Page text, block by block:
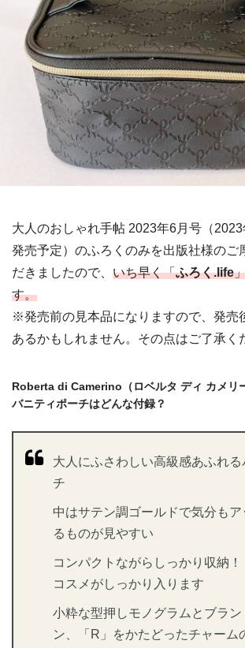
大人のおしゃれ手帖 2023年6月号（2023
発売予定）のふろくのみを出版社様のご
だきましたので、 いち早く「ふろく.life
す。
※発売前の見本品になりますので、発売
あるかもしれません。その点はご了承く
Roberta di Camerino（ロベルタ ディ カメリ
バニティポーチはどんな付録？
大人にふさわしい高級感あふれ
チ
中はサテン調ゴールドで気分も
るものが見やすい
コンパクトながらしっかり収納
コスメがしっかり入ります
小粋な型押しモノグラムとブラン
ン、「R」をかたどったチャーム